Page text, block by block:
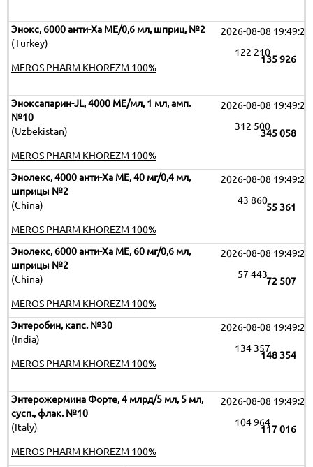
Энокс, 6000 анти-Ха МЕ/0,6 мл, шприц, №2
(Turkey)
2026-08-08 19:49:26
135 926
122 210
MEROS PHARM KHOREZM 100%
Эноксапарин-JL, 4000 МЕ/мл, 1 мл, амп.
№10
(Uzbekistan)
2026-08-08 19:49:26
345 058
312 500
MEROS PHARM KHOREZM 100%
Энолекс, 4000 анти-Ха МЕ, 40 мг/0,4 мл,
шприцы №2
(China)
2026-08-08 19:49:26
55 361
43 860
MEROS PHARM KHOREZM 100%
Энолекс, 6000 анти-Ха МЕ, 60 мг/0,6 мл,
шприцы №2
(China)
2026-08-08 19:49:26
72 507
57 443
MEROS PHARM KHOREZM 100%
Энтеробин, капс. №30
(India)
2026-08-08 19:49:26
148 354
134 357
MEROS PHARM KHOREZM 100%
Энтерожермина Форте, 4 млрд/5 мл, 5 мл,
сусп., флак. №10
(Italy)
2026-08-08 19:49:26
117 016
104 964
MEROS PHARM KHOREZM 100%